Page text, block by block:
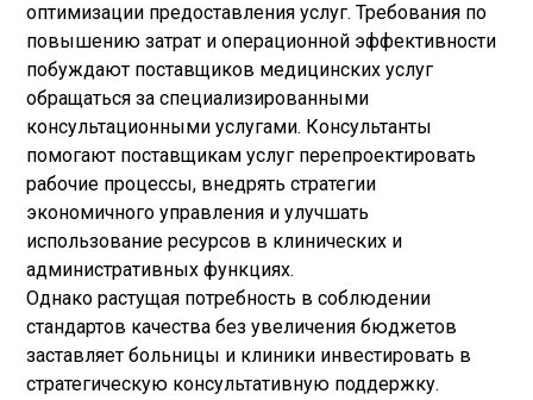
оптимизации предоставления услуг. Требования по
повышению затрат и операционной эффективности
побуждают поставщиков медицинских услуг
обращаться за специализированными
консультационными услугами. Консультанты
помогают поставщикам услуг перепроектировать
рабочие процессы, внедрять стратегии
экономичного управления и улучшать
использование ресурсов в клинических и
административных функциях.
Однако растущая потребность в соблюдении
стандартов качества без увеличения бюджетов
заставляет больницы и клиники инвестировать в
стратегическую консультативную поддержку.